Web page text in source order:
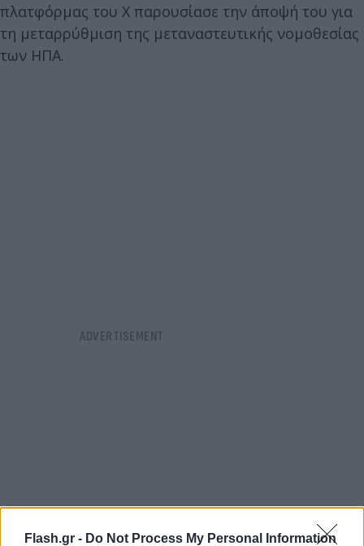
Flash.gr - Do Not Process My Personal Information
πλατφόρμας του X παρουσίασε την άποψή του για
τη μεταρρύθμιση της μεταναστευτικής νομοθεσίας
των ΗΠΑ.